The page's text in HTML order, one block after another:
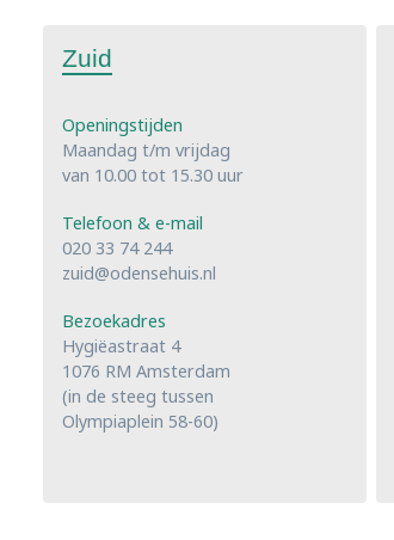
Zuid
Openingstijden
Maandag t/m vrijdag
van 10.00 tot 15.30 uur
Telefoon & e-mail
020 33 74 244
zuid@odensehuis.nl
Bezoekadres
Hygiëastraat 4
1076 RM Amsterdam
(in de steeg tussen
Olympiaplein 58-60)